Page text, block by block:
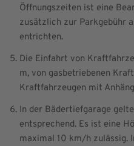
Öffnungszeiten ist eine
zusätzlich zur Parkgebühr
entrichten.
Die Einfahrt von
m, von gasbetriebenen
Kraftfahrzeugen mit
In der Bädertiefgarage
entsprechend. Es ist eine
maximal 10 km/h zulässig.